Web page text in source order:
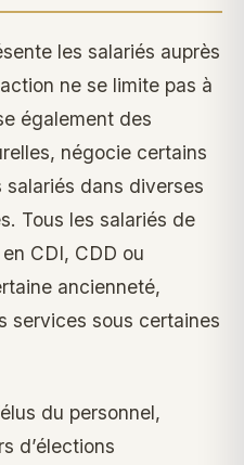
les salariés auprès
ne se limite pas à
également des
négocie certains
dans diverses
Tous les salariés de
CDI, CDD ou
ancienneté,
services sous certaines
du personnel,
d’élections